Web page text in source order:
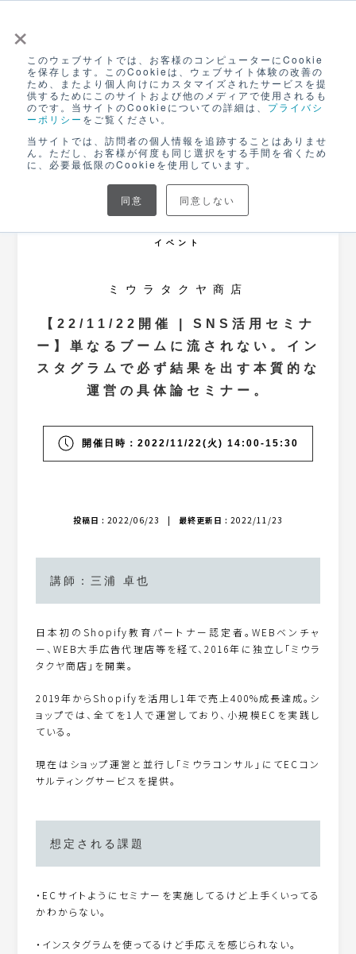
×
このウェブサイトでは、お客様のコンピューターにCookie
を保存します。このCookieは、ウェブサイト体験の改善の
ため、またより個人向けにカスタマイズされたサービスを提
供するためにこのサイトおよび他のメディアで使用されるも
のです。当サイトのCookieについての詳細は、 プライバシ
ーポリシー をご覧ください。
当サイトでは、訪問者の個人情報を追跡することはありませ
ん。ただし、お客様が何度も同じ選択をする手間を省くため
に、必要最低限のCookieを使用しています。
同意 同意しない
ログイン
無料アカウント登録
募集は終了しました
イベント
ミウラタクヤ商店
【22/11/22開催 | SNS活用セミナ
ー】単なるブームに流されない。イン
スタグラムで必ず結果を出す本質的な
運営の具体論セミナー。
開催日時：2022/11/22(火) 14:00-15:30
投稿日 : 2022/06/23 | 最終更新日 : 2022/11/23
講師：三浦 卓也
日本初のShopify教育パートナー認定者。WEBベンチャ
ー、WEB大手広告代理店等を経て、2016年に独立し「ミウラ
タクヤ商店」を開業。
2019年からShopifyを活用し1年で売上400%成長達成。シ
ョップでは、全てを1人で運営しており、小規模ECを実践し
ている。
現在はショップ運営と並行し「ミウラコンサル」にてECコン
サルティングサービスを提供。
想定される課題
・ECサイトようにセミナーを実施してるけど上手くいってる
かわからない。
・インスタグラムを使ってるけど手応えを感じられない。